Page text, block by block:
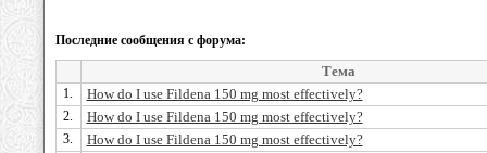
Последние сообщения с форума:
Тема
1. How do I use Fildena 150 mg most effectively?
2. How do I use Fildena 150 mg most effectively?
3. How do I use Fildena 150 mg most effectively?